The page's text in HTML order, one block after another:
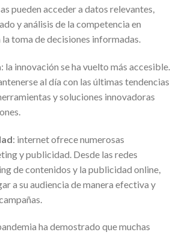
pueden acceder a datos relevantes,
y análisis de la competencia en
toma de decisiones informadas.
: la innovación se ha vuelto más accesible.
al día con las últimas tendencias
y soluciones innovadoras
: internet ofrece numerosas
y publicidad. Desde las redes
de contenidos y la publicidad online,
a su audiencia de manera efectiva y
ha demostrado que muchas